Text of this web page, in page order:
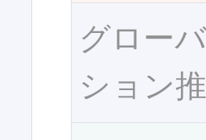
グロー
ション